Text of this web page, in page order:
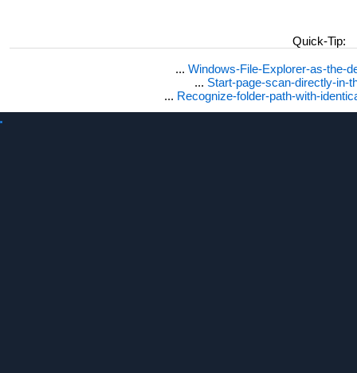
Quick-Tip:
... Windows-File-Explorer-as-the-
... Start-page-scan-directly-in-
... Recognize-folder-path-with-